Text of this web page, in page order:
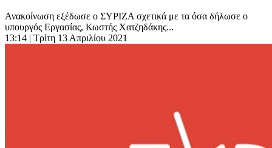
Ανακοίνωση εξέδωσε ο ΣΥΡΙΖΑ σχετικά με τα όσα δήλωσε ο
υπουργός Εργασίας, Κωστής Χατζηδάκης...
13:14 | Τρίτη 13 Απριλίου 2021